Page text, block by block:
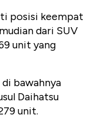
posisi keempat
dari SUV
unit yang
bawahnya
Daihatsu
unit.